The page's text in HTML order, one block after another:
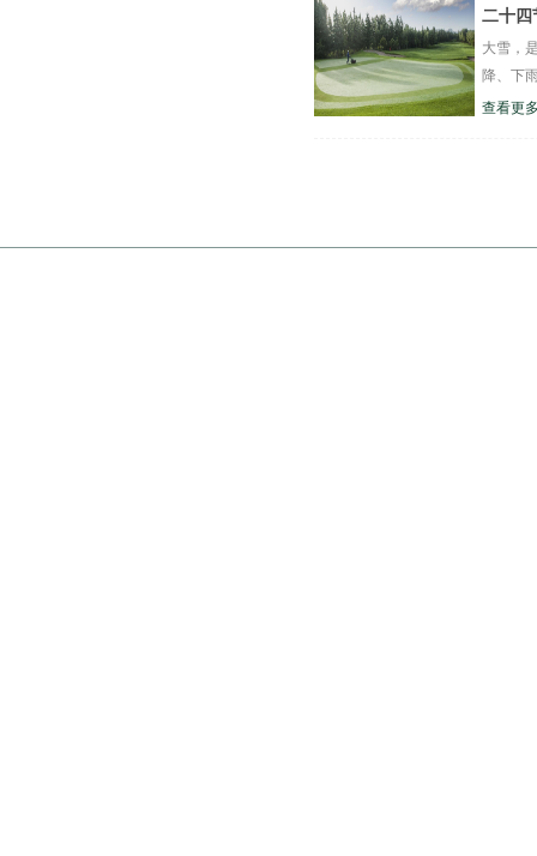
二十四
大雪，
降、下
查看更